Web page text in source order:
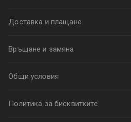
Доставка и плащане
Връщане и замяна
Общи условия
Политика за бисквитките